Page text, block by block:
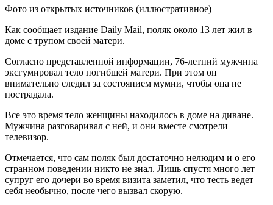
Фото из открытых источников (иллюстративное)
Как сообщает издание Daily Mail, поляк около 13 лет жил в
доме с трупом своей матери.
Согласно представленной информации, 76-летний мужчина
эксгумировал тело погибшей матери. При этом он
внимательно следил за состоянием мумии, чтобы она не
пострадала.
Все это время тело женщины находилось в доме на диване.
Мужчина разговаривал с ней, и они вместе смотрели
телевизор.
Отмечается, что сам поляк был достаточно нелюдим и о его
странном поведении никто не знал. Лишь спустя много лет
супруг его дочери во время визита заметил, что тесть ведет
себя необычно, после чего вызвал скорую.